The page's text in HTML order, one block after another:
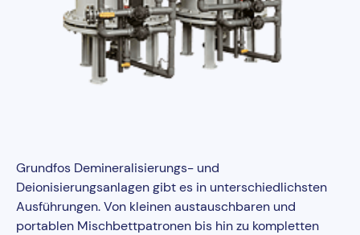
Grundfos Demineralisierungs- und
Deionisierungsanlagen gibt es in unterschiedlichsten
Ausführungen. Von kleinen austauschbaren und
portablen Mischbettpatronen bis hin zu kompletten